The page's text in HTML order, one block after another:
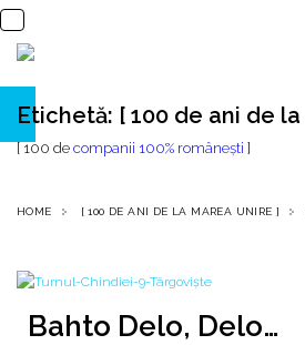
Etichetă: [ 100 de ani de la
[ 100 de companii 100% româneşti ]
HOME [ 100 DE ANI DE LA MAREA UNIRE ]
Bahto Delo, Delo…